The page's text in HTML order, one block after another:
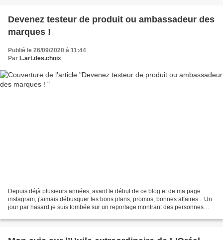
Devenez testeur de produit ou ambassadeur des
marques !
Publié le 26/09/2020 à 11:44
Par L.art.des.choix
Depuis déjà plusieurs années, avant le début de ce blog et de ma page
instagram, j'aimais débusquer les bons plans, promos, bonnes affaires... Un
jour par hasard je suis tombée sur un reportage montrant des personnes